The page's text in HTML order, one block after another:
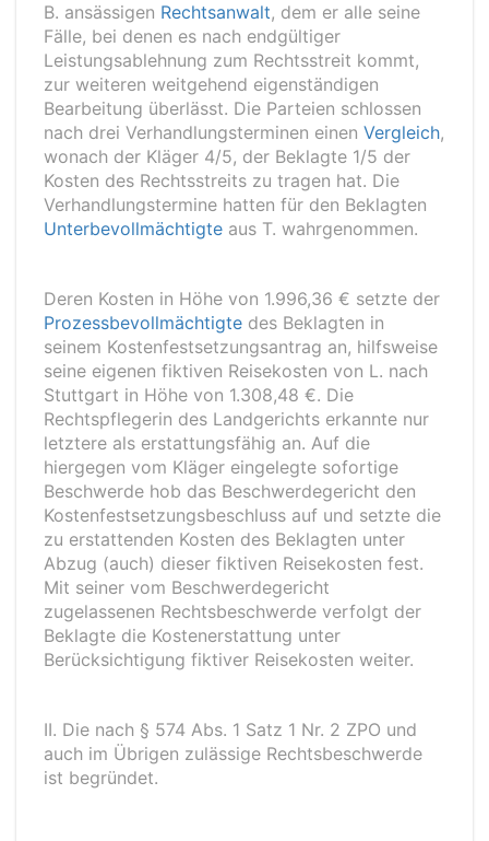
B. ansässigen Rechtsanwalt, dem er alle seine
Fälle, bei denen es nach endgültiger
Leistungsablehnung zum Rechtsstreit kommt,
zur weiteren weitgehend eigenständigen
Bearbeitung überlässt. Die Parteien schlossen
nach drei Verhandlungsterminen einen Vergleich,
wonach der Kläger 4/5, der Beklagte 1/5 der
Kosten des Rechtsstreits zu tragen hat. Die
Verhandlungstermine hatten für den Beklagten
Unterbevollmächtigte aus T. wahrgenommen.
Deren Kosten in Höhe von 1.996,36 € setzte der
Prozessbevollmächtigte des Beklagten in
seinem Kostenfestsetzungsantrag an, hilfsweise
seine eigenen fiktiven Reisekosten von L. nach
Stuttgart in Höhe von 1.308,48 €. Die
Rechtspflegerin des Landgerichts erkannte nur
letztere als erstattungsfähig an. Auf die
hiergegen vom Kläger eingelegte sofortige
Beschwerde hob das Beschwerdegericht den
Kostenfestsetzungsbeschluss auf und setzte die
zu erstattenden Kosten des Beklagten unter
Abzug (auch) dieser fiktiven Reisekosten fest.
Mit seiner vom Beschwerdegericht
zugelassenen Rechtsbeschwerde verfolgt der
Beklagte die Kostenerstattung unter
Berücksichtigung fiktiver Reisekosten weiter.
II. Die nach § 574 Abs. 1 Satz 1 Nr. 2 ZPO und
auch im Übrigen zulässige Rechtsbeschwerde
ist begründet.